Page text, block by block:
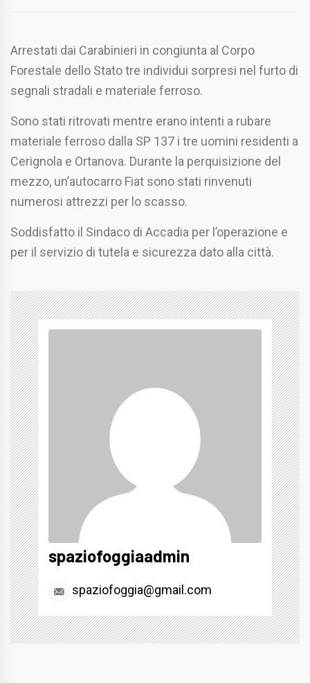
Arrestati dai Carabinieri in congiunta al Corpo
Forestale dello Stato tre individui sorpresi nel furto di
segnali stradali e materiale ferroso.
Sono stati ritrovati mentre erano intenti a rubare
materiale ferroso dalla SP 137 i tre uomini residenti a
Cerignola e Ortanova. Durante la perquisizione del
mezzo, un’autocarro Fiat sono stati rinvenuti
numerosi attrezzi per lo scasso.
Soddisfatto il Sindaco di Accadia per l’operazione e
per il servizio di tutela e sicurezza dato alla città.
spaziofoggiaadmin
spaziofoggia@gmail.com